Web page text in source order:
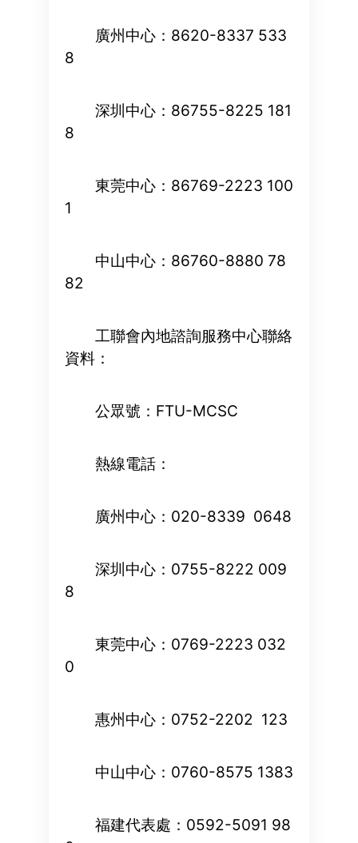
廣州中心：8620-8337 533
8
深圳中心：86755-8225 181
8
東莞中心：86769-2223 100
1
中山中心：86760-8880 78
82
工聯會內地諮詢服務中心聯絡
資料：
公眾號：FTU-MCSC
熱線電話：
廣州中心：020-8339 0648
深圳中心：0755-8222 009
8
東莞中心：0769-2223 032
0
惠州中心：0752-2202 123
中山中心：0760-8575 1383
福建代表處：0592-5091 98